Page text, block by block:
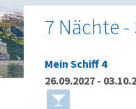
7 Nächte
Mein Schiff 4
26.09.2027 -